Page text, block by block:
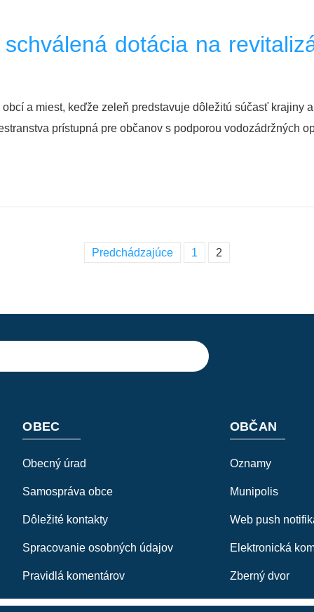
dotácia na
a miest, keďže zeleň predstavuje dôležitú súčasť krajiny
prístupná pre občanov s podporou vodozádržných
Predchádzajúce 1 2
OBEC
Obecný úrad
Samospráva obce
Dôležité kontakty
Spracovanie osobných údajov
Pravidlá komentárov
OBČAN
Oznamy
Munipolis
Web push
Elektronická
Zberný dvor